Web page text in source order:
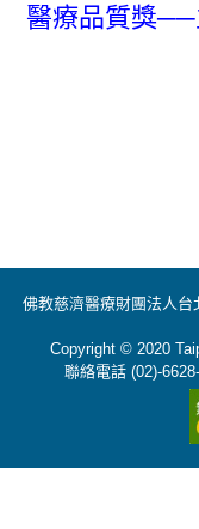
醫療品質獎──
佛教慈濟醫療財團法人
Copyright © 2020
聯絡電話 (02)-